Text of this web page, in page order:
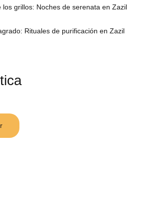
los grillos: Noches de serenata en Zazil
Rituales de purificación en Zazil